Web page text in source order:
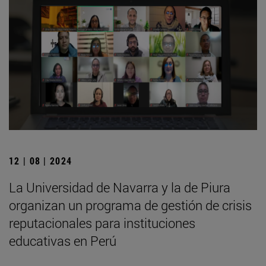
12 | 08 | 2024
La Universidad de Navarra y la de Piura
organizan un programa de gestión de crisis
reputacionales para instituciones
educativas en Perú